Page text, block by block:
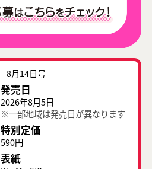
8月14日号
発売日
2026年8月5日
※一部地域は発売日が異なります
特別定価
590円
表紙